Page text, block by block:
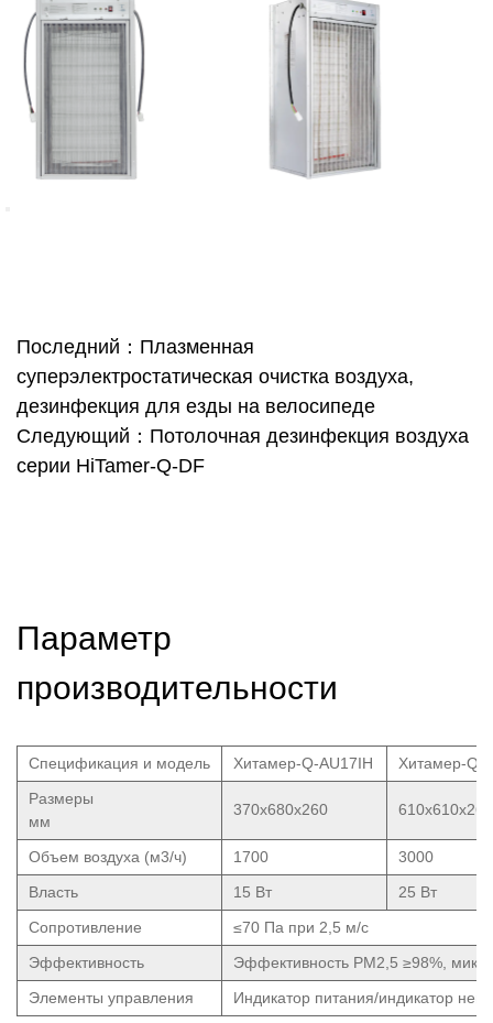
Последний：Плазменная
суперэлектростатическая очистка воздуха,
дезинфекция для езды на велосипеде
Следующий：Потолочная дезинфекция воздуха
серии HiTamer-Q-DF
Параметр
производительности
Спецификация и модель Хитамер-Q-AU17IH
Хитамер-Q-
Размеры
мм
370x680x260 610x610x260
Объем воздуха (м3/ч) 1700
3000
Власть
15 Вт
25 Вт
Сопротивление
≤70 Па при 2,5 м/с
Эффективность
Эффективность PM2,5 ≥98%,
Элементы управления
Индикатор питания/индикатор